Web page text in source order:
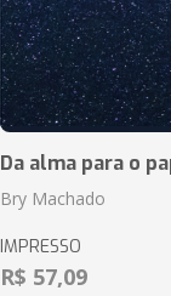
Da alma para o
Bry Machado
IMPRESSO
R$ 57,09